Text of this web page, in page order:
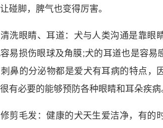
碰脚，脾气也变得厉害。
洗眼睛、耳道：犬与人类沟通是靠眼
易损伤眼球及角膜;犬的耳道也是容易
鼻的分泌物都是爱犬有耳病的特点，
有必要的能够预防各种眼睛和耳朵疾病
剪毛发：健康的犬天生爱洁净，有的